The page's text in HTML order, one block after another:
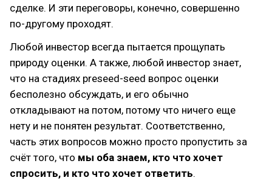
сделке. И эти переговоры, конечно, совершенно
по-другому проходят.
Любой инвестор всегда пытается прощупать
природу оценки. А также, любой инвестор знает,
что на стадиях preseed-seed вопрос оценки
бесполезно обсуждать, и его обычно
откладывают на потом, потому что ничего еще
нету и не понятен результат. Соответственно,
часть этих вопросов можно просто пропустить за
счёт того, что мы оба знаем, кто что хочет
спросить, и кто что хочет ответить.